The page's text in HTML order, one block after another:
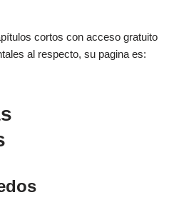
cortos con acceso gratuito
al respecto, su pagina es: